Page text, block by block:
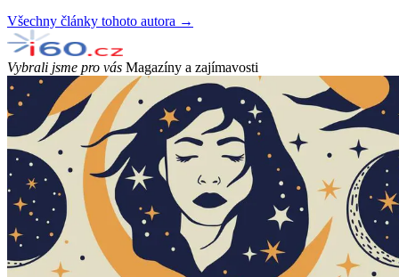
Všechny články tohoto autora →
Vybrali jsme pro vás Magazíny a zajímavosti